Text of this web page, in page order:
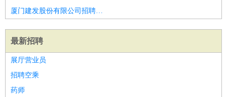
厦门建发股份有限公司招聘采购
最新招聘
展厅营业员
招聘空乘
药师